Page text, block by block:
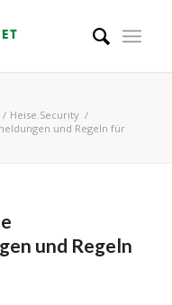
/ Heise.Security /
und Regeln für
und Regeln